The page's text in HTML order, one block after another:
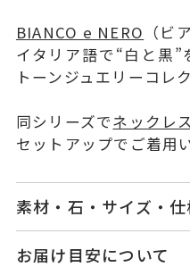
BIANCO e NERO （ビ
イタリア語で“白と黒
トーンジュエリーコレ
同シリーズでネックレス
セットアップでご着用
素材・石・サイズ・仕
品番
お届け目安について